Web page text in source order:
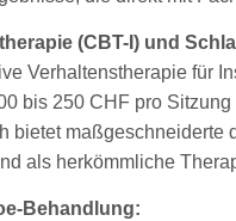
(CBT-I) und
Verhaltenstherapie für
bis 250 CHF pro
bietet maßgeschneiderte
als herkömmliche
Behandlung: